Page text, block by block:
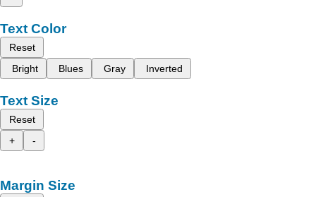
Text Color
Reset
Bright
Blues Gray Inverted
Text Size
Reset
+
-
Margin Size